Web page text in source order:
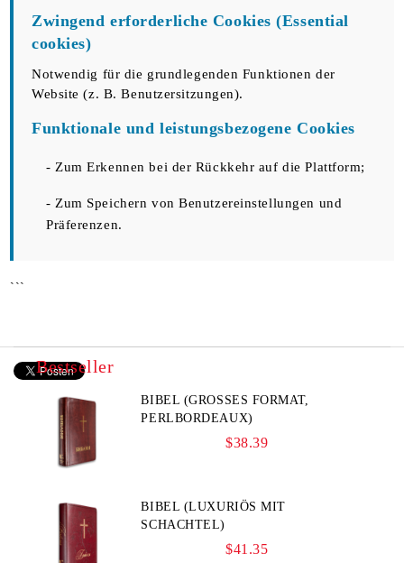
Zwingend erforderliche Cookies (Essential
cookies)
Notwendig für die grundlegenden Funktionen der
Website (z. B. Benutzersitzungen).
Funktionale und leistungsbezogene Cookies
- Zum Erkennen bei der Rückkehr auf die Plattform;
- Zum Speichern von Benutzereinstellungen und
Präferenzen.
```
Bestseller
BIBEL (GROSSES FORMAT, P
ERLBORDEAUX)
$38.39
BIBEL (LUXURIÖS MIT
SCHACHTEL)
$41.35